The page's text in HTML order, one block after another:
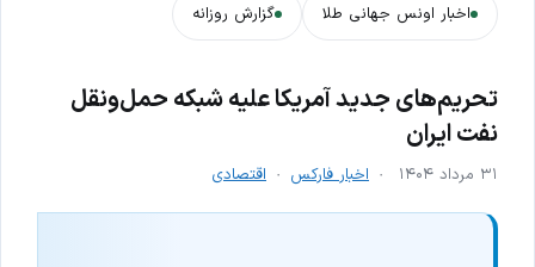
اخبار اونس جهانی طلا گزارش روزانه
تحریم‌های جدید آمریکا علیه شبکه حمل‌ونقل
نفت ایران
۳۱ مرداد ۱۴۰۴ اخبار فارکس اقتصادی